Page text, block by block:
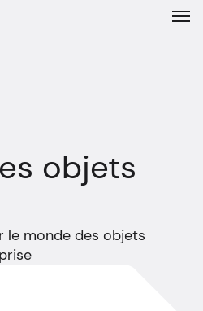
objets
le monde des objets